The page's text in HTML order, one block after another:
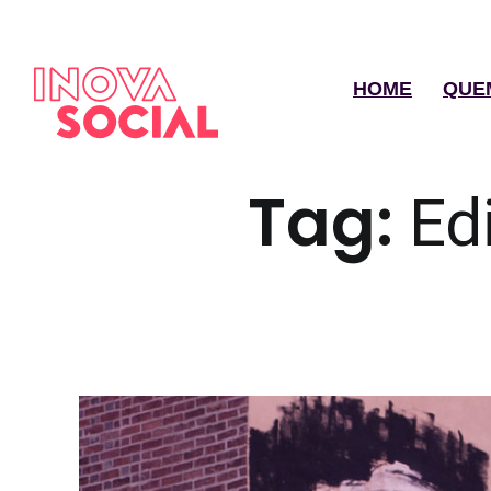
HOME
Tag: